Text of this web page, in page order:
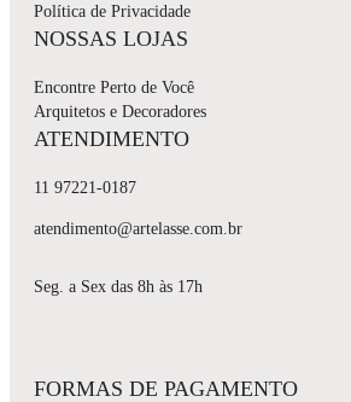
Política de Privacidade
NOSSAS LOJAS
Encontre Perto de Você
Arquitetos e Decoradores
ATENDIMENTO
11 97221-0187
atendimento@artelasse.com.br
Seg. a Sex das 8h às 17h
FORMAS DE PAGAMENTO